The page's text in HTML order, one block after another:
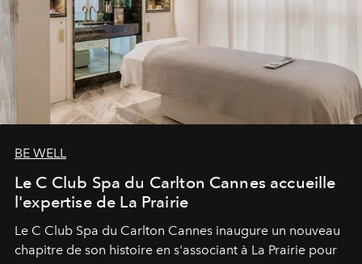
BE WELL
Le C Club Spa du Carlton Cannes accueille
l'expertise de La Prairie
Le C Club Spa du Carlton Cannes inaugure un nouveau
chapitre de son histoire en s'associant à La Prairie pour